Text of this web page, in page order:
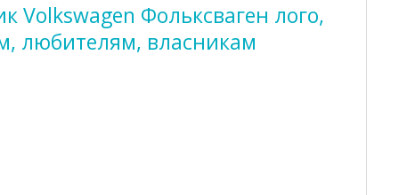
Volkswagen Фольксваген лого,
любителям, власникам